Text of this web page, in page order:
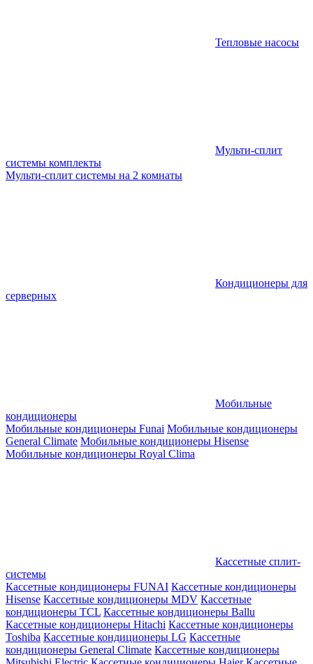
Тепловые насосы
Мульти-сплит
системы комплекты
Мульти-сплит системы на 2 комнаты
Кондиционеры для
серверных
Мобильные
кондиционеры
Мобильные кондиционеры Funai Мобильные кондиционеры
General Climate Мобильные кондиционеры Hisense
Мобильные кондиционеры Royal Clima
Кассетные сплит-
системы
Кассетные кондиционеры FUNAI Кассетные кондиционеры
Hisense Кассетные кондиционеры MDV Кассетные
кондиционеры TCL Кассетные кондиционеры Ballu
Кассетные кондиционеры Hitachi Кассетные кондиционеры
Toshiba Кассетные кондиционеры LG Кассетные
кондиционеры General Climate Кассетные кондиционеры